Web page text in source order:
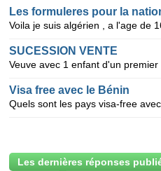
Les formuleres pour la
SUCESSION VENTE
Visa free avec le Bénin
Quels sont les pays visa-free
Les dernières réponses